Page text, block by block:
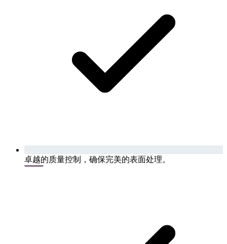
卓越的质量控制，确保完美的表面处理。